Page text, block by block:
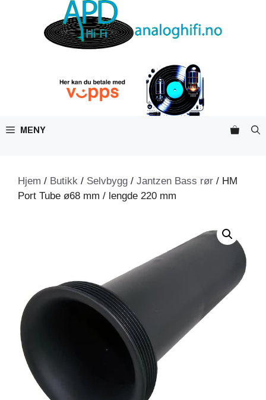
MENY
Hjem / Butikk / Selvbygg / Jantzen Bass rør / HM
Port Tube ø68 mm / lengde 220 mm